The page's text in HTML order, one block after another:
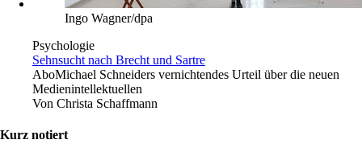
Ingo Wagner/dpa
Psychologie
Sehnsucht nach Brecht und Sartre
AboMichael Schneiders vernichtendes Urteil über die neuen
Medienintellektuellen
Von Christa Schaffmann
Kurz notiert